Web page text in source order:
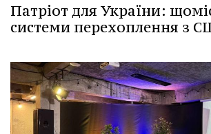
Патріот для України:
системи перехоплення з